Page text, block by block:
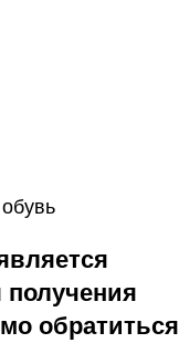
обратиться